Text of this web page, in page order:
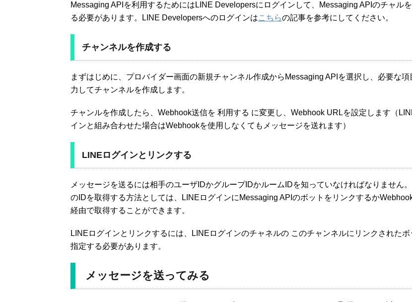
Messaging APIを利用するためにはLINE Developersにログインして、Messaging APIのチャル
る必要があります。LINE Developersへのログインはこちらの記事を参考にしてください。
チャンネルを作成する
まずはじめに、プロバイダー画面の新規チャンネル作成からMessaging APIを選択し、必要な項
力してチャンネルを作成します。
チャンルを作成したら、Webhook送信を 利用する に変更し、Webhook URLを設定します（
インと組み合わせた場合はWebhookを使用しなくてもメッセージを送れます）
LINEログインとリンクする
メッセージを送るには相手のユーザIDかグループIDかルームIDを知っていなければなりません
のIDを取得する方法としては、LINEログインにMessaging APIのボットをリンクするか
経由で取得することができます。
LINEログインとリンクするには、LINEログインのチャネルの このチャンネルにリンクされたボ
指定する必要があります。
メッセージを送ってみる